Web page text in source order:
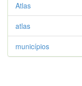
Atlas
atlas
municípios